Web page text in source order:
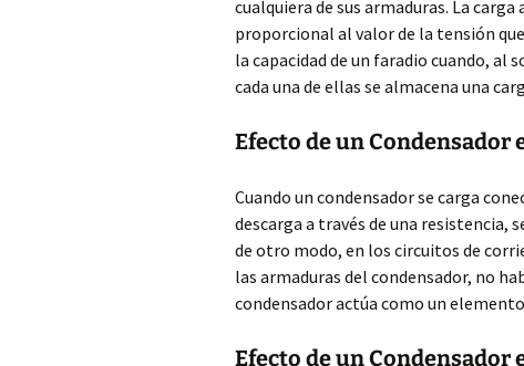
cualquiera de sus armaduras. La
proporcional al valor de la tensión
la capacidad de un faradio cuando, al
cada una de ellas se almacena una
Efecto de un
Cuando un condensador se carga
descarga a través de una resistencia,
de otro modo, en los circuitos de
las armaduras del condensador, no
condensador actúa como un
Efecto de un